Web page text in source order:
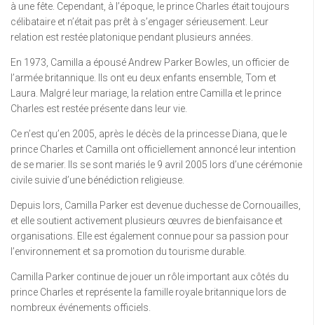
à une fête. Cependant, à l’époque, le prince Charles était toujours
célibataire et n’était pas prêt à s’engager sérieusement. Leur
relation est restée platonique pendant plusieurs années.
En 1973, Camilla a épousé Andrew Parker Bowles, un officier de
l’armée britannique. Ils ont eu deux enfants ensemble, Tom et
Laura. Malgré leur mariage, la relation entre Camilla et le prince
Charles est restée présente dans leur vie.
Ce n’est qu’en 2005, après le décès de la princesse Diana, que le
prince Charles et Camilla ont officiellement annoncé leur intention
de se marier. Ils se sont mariés le 9 avril 2005 lors d’une cérémonie
civile suivie d’une bénédiction religieuse.
Depuis lors, Camilla Parker est devenue duchesse de Cornouailles,
et elle soutient activement plusieurs œuvres de bienfaisance et
organisations. Elle est également connue pour sa passion pour
l’environnement et sa promotion du tourisme durable.
Camilla Parker continue de jouer un rôle important aux côtés du
prince Charles et représente la famille royale britannique lors de
nombreux événements officiels.